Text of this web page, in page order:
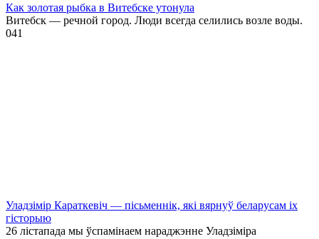
Как золотая рыбка в Витебске утонула
Витебск — речной город. Люди всегда селились возле воды.
041
Уладзімір Караткевіч — пісьменнік, які вярнуў беларусам іх
гісторыю
26 лістапада мы ўспамінаем нараджэнне Уладзіміра